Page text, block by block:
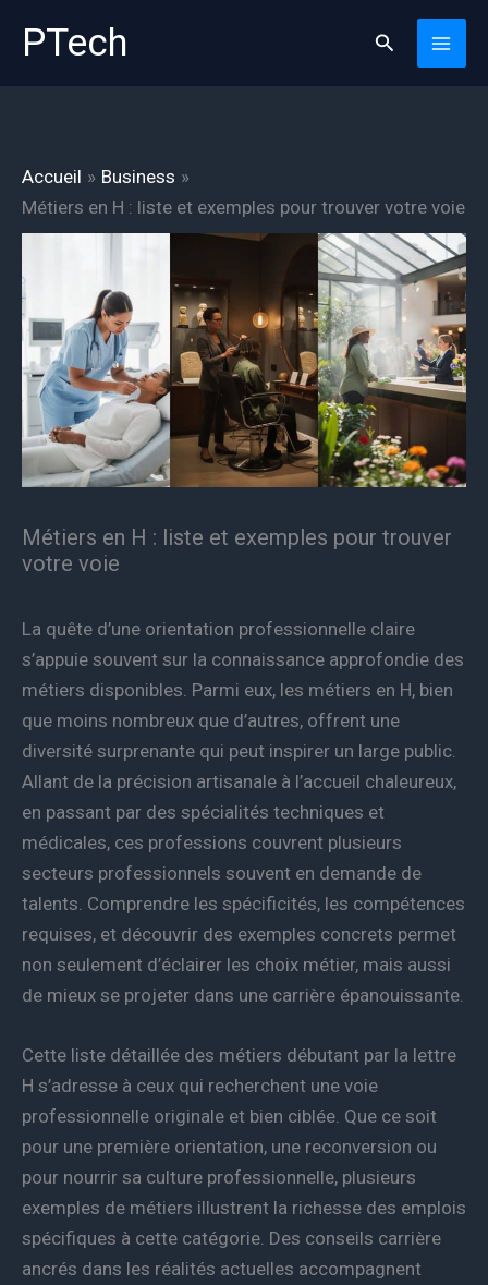
PTech Rechercher
Accueil
Business
Métiers en H : liste et exemples pour trouver votre voie
Métiers en H : liste et exemples pour trouver
votre voie
La quête d’une orientation professionnelle claire
s’appuie souvent sur la connaissance approfondie des
métiers disponibles. Parmi eux, les métiers en H, bien
que moins nombreux que d’autres, offrent une
diversité surprenante qui peut inspirer un large public.
Allant de la précision artisanale à l’accueil chaleureux,
en passant par des spécialités techniques et
médicales, ces professions couvrent plusieurs
secteurs professionnels souvent en demande de
talents. Comprendre les spécificités, les compétences
requises, et découvrir des exemples concrets permet
non seulement d’éclairer les choix métier, mais aussi
de mieux se projeter dans une carrière épanouissante.
Cette liste détaillée des métiers débutant par la lettre
H s’adresse à ceux qui recherchent une voie
professionnelle originale et bien ciblée. Que ce soit
pour une première orientation, une reconversion ou
pour nourrir sa culture professionnelle, plusieurs
exemples de métiers illustrent la richesse des emplois
spécifiques à cette catégorie. Des conseils carrière
ancrés dans les réalités actuelles accompagnent